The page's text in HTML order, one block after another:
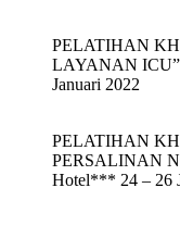
PELATIHAN
LAYANAN ICU”
Januari 2022
PELATIHAN
PERSALINAN
Hotel*** 24 – 26